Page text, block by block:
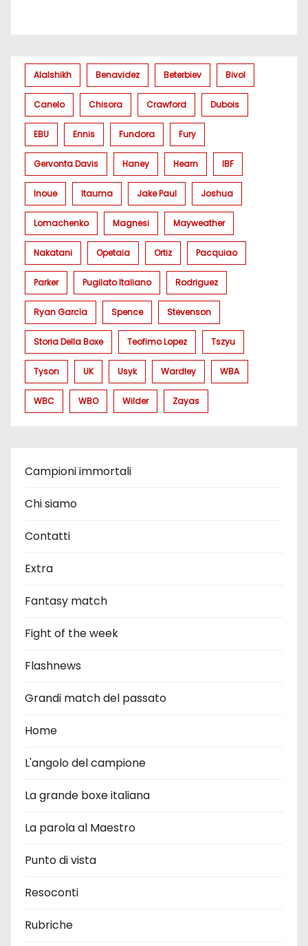
Alalshikh Benavidez Beterbiev Bivol
Canelo Chisora Crawford Dubois
EBU Ennis Fundora Fury
Gervonta Davis Haney Hearn IBF
Inoue Itauma Jake Paul Joshua
Lomachenko Magnesi Mayweather
Nakatani Opetaia Ortiz Pacquiao
Parker Pugilato Italiano Rodriguez
Ryan Garcia Spence Stevenson
Storia Della Boxe Teofimo Lopez Tszyu
Tyson UK Usyk Wardley WBA
WBC WBO Wilder Zayas
Campioni immortali
Chi siamo
Contatti
Extra
Fantasy match
Fight of the week
Flashnews
Grandi match del passato
Home
L'angolo del campione
La grande boxe italiana
La parola al Maestro
Punto di vista
Resoconti
Rubriche